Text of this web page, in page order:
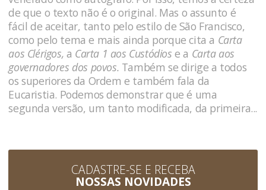
de que o texto não é o original. Mas o assunto é
fácil de aceitar, tanto pelo estilo de São Francisco,
como pelo tema e mais ainda porque cita a Carta
aos Clérigos, a Carta 1 aos Custódiose a Carta aos
governadores dos povos. Também se dirige a todos
os superiores da Ordem e também fala da
Eucaristia. Podemos demonstrar que é uma
segunda versão, um tanto modificada, da primeira...
CADASTRE-SE E RECEBA
NOSSAS NOVIDADES